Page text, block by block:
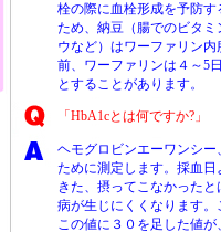
栓の際に血栓形成を予防
ため、納豆（腸でのビタ
ウなど）はワーファリン
前、ワーファリンは４～5
とすることがあります。
「HbA1cとは何ですか?」
ヘモグロビンエーワンシ
ために測定します。採血
きた、摂ってこなかった
病が生じにくくなります。
この値に３０を足した値